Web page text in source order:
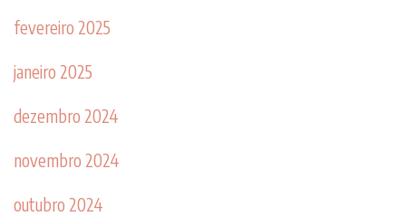
fevereiro 2025
janeiro 2025
dezembro 2024
novembro 2024
outubro 2024